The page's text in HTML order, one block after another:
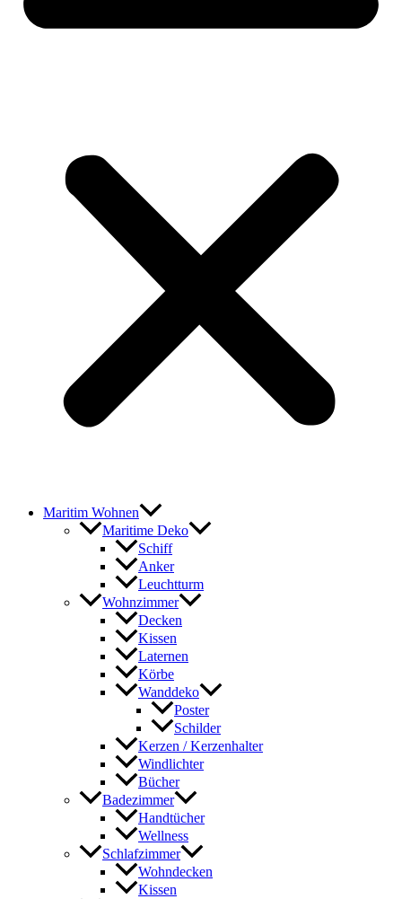
Maritim Wohnen
Maritime Deko
Schiff
Anker
Leuchtturm
Wohnzimmer
Decken
Kissen
Laternen
Körbe
Wanddeko
Poster
Schilder
Kerzen / Kerzenhalter
Windlichter
Bücher
Badezimmer
Handtücher
Wellness
Schlafzimmer
Wohndecken
Kissen